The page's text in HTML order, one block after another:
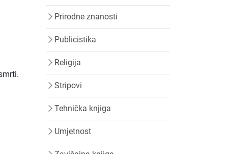
Prirodne znanosti
Publicistika
Religija
Stripovi
Tehnička knjiga
Umjetnost